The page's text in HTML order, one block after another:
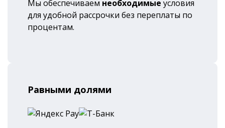
Мы обеспечиваем необходимые условия
для удобной рассрочки без переплаты по
процентам.
Равными долями